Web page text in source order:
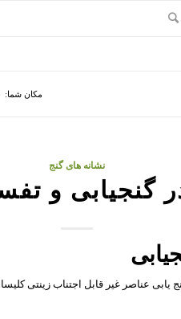
مکان شما:
نشانه های گنج
گنجیابی و
عناصر غیر قابل اجتناب زینتی